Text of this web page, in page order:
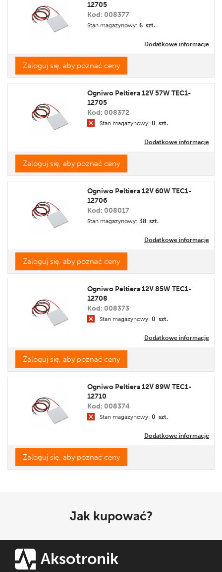
12705
Kod: 008377
Stan magazynowy: 6 szt.
Dodatkowe informacje
Zaloguj się, aby poznać ceny
Ogniwo Peltiera 12V 57W TEC1-
12705
Kod: 008372
Stan magazynowy: 0 szt.
Dodatkowe informacje
Zaloguj się, aby poznać ceny
Ogniwo Peltiera 12V 60W TEC1-
12706
Kod: 008017
Stan magazynowy: 38 szt.
Dodatkowe informacje
Zaloguj się, aby poznać ceny
Ogniwo Peltiera 12V 85W TEC1-
12708
Kod: 008373
Stan magazynowy: 0 szt.
Dodatkowe informacje
Zaloguj się, aby poznać ceny
Ogniwo Peltiera 12V 89W TEC1-
12710
Kod: 008374
Stan magazynowy: 0 szt.
Dodatkowe informacje
Zaloguj się, aby poznać ceny
Jak kupować?
Aksotronik